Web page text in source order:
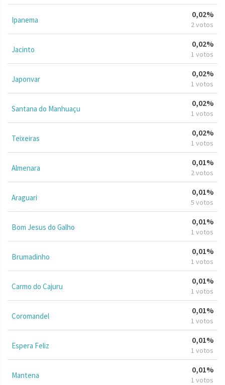
Ipanema
0,02%
2 votos
Jacinto
0,02%
1 votos
Japonvar
0,02%
1 votos
Santana do Manhuaçu
0,02%
1 votos
Teixeiras
0,02%
1 votos
Almenara
0,01%
2 votos
Araguari
0,01%
5 votos
Bom Jesus do Galho
0,01%
1 votos
Brumadinho
0,01%
1 votos
Carmo do Cajuru
0,01%
1 votos
Coromandel
0,01%
1 votos
Espera Feliz
0,01%
1 votos
Mantena
0,01%
1 votos